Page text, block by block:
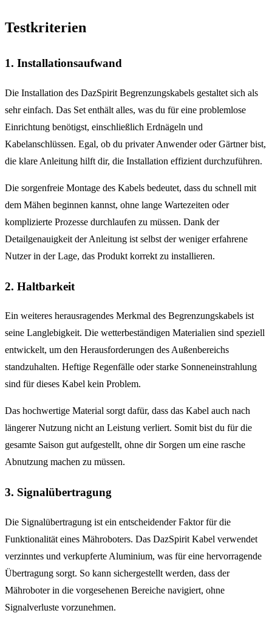
Testkriterien
1. Installationsaufwand
Die Installation des DazSpirit Begrenzungskabels gestaltet sich als
sehr einfach. Das Set enthält alles, was du für eine problemlose
Einrichtung benötigst, einschließlich Erdnägeln und
Kabelanschlüssen. Egal, ob du privater Anwender oder Gärtner bist,
die klare Anleitung hilft dir, die Installation effizient durchzuführen.
Die sorgenfreie Montage des Kabels bedeutet, dass du schnell mit
dem Mähen beginnen kannst, ohne lange Wartezeiten oder
komplizierte Prozesse durchlaufen zu müssen. Dank der
Detailgenauigkeit der Anleitung ist selbst der weniger erfahrene
Nutzer in der Lage, das Produkt korrekt zu installieren.
2. Haltbarkeit
Ein weiteres herausragendes Merkmal des Begrenzungskabels ist
seine Langlebigkeit. Die wetterbeständigen Materialien sind speziell
entwickelt, um den Herausforderungen des Außenbereichs
standzuhalten. Heftige Regenfälle oder starke Sonneneinstrahlung
sind für dieses Kabel kein Problem.
Das hochwertige Material sorgt dafür, dass das Kabel auch nach
längerer Nutzung nicht an Leistung verliert. Somit bist du für die
gesamte Saison gut aufgestellt, ohne dir Sorgen um eine rasche
Abnutzung machen zu müssen.
3. Signalübertragung
Die Signalübertragung ist ein entscheidender Faktor für die
Funktionalität eines Mähroboters. Das DazSpirit Kabel verwendet
verzinntes und verkupferte Aluminium, was für eine hervorragende
Übertragung sorgt. So kann sichergestellt werden, dass der
Mähroboter in die vorgesehenen Bereiche navigiert, ohne
Signalverluste vorzunehmen.